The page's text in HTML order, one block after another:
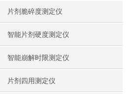
片剂脆碎度测定仪
智能片剂硬度测定仪
智能崩解时限测定仪
片剂四用测定仪